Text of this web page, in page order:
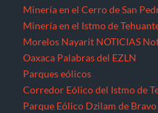
Minería en el Cerro de San
Minería en el Istmo de
Morelos Nayarit NOTICIAS
Oaxaca Palabras del EZLN
Parques eólicos
Corredor Eólico del Istmo de
Parque Eólico Dzilam de Bravo